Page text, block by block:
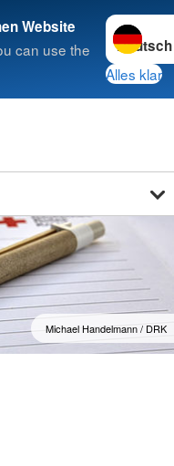
Website
can use the
Sprache
Alles klar
Michael Handelmann / DRK